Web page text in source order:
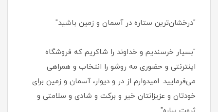
"درخشان‌ترین ستاره در آسمان و زمین باشید"
"بسیار خرسندیم و خداوند را شاکریم که فروشگاه
اینترنتی و حضوری مه روشو را انتخاب و همراهی
می‌فرمایید. امیدوارم از در و دیوار، آسمان و زمین برای
خودتان و عزیزانتان خیر و برکت و شادی و سلامتی و